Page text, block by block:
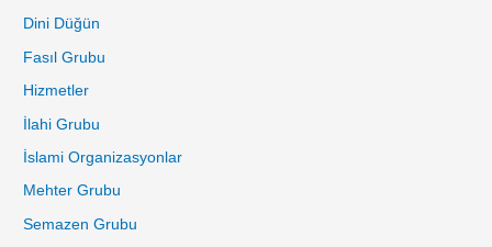
Dini Düğün
Fasıl Grubu
Hizmetler
İlahi Grubu
İslami Organizasyonlar
Mehter Grubu
Semazen Grubu